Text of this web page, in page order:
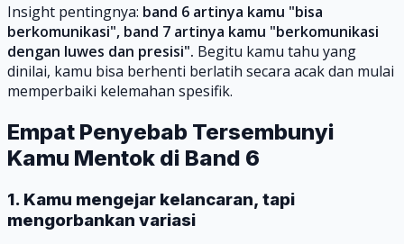
Insight pentingnya: band 6 artinya kamu "bisa
berkomunikasi", band 7 artinya kamu "berkomunikasi
dengan luwes dan presisi". Begitu kamu tahu yang
dinilai, kamu bisa berhenti berlatih secara acak dan mulai
memperbaiki kelemahan spesifik.
Empat Penyebab Tersembunyi
Kamu Mentok di Band 6
1. Kamu mengejar kelancaran, tapi
mengorbankan variasi